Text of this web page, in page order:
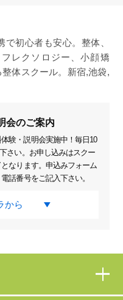
初心者も安心。整体、
レクソロジー、小顔矯
体スクール。新宿,池袋,
会のご案内
験・説明会実施中！毎日10
さい。お申し込みはスクー
なります。申込みフォーム
話番号をご記入下さい。
から